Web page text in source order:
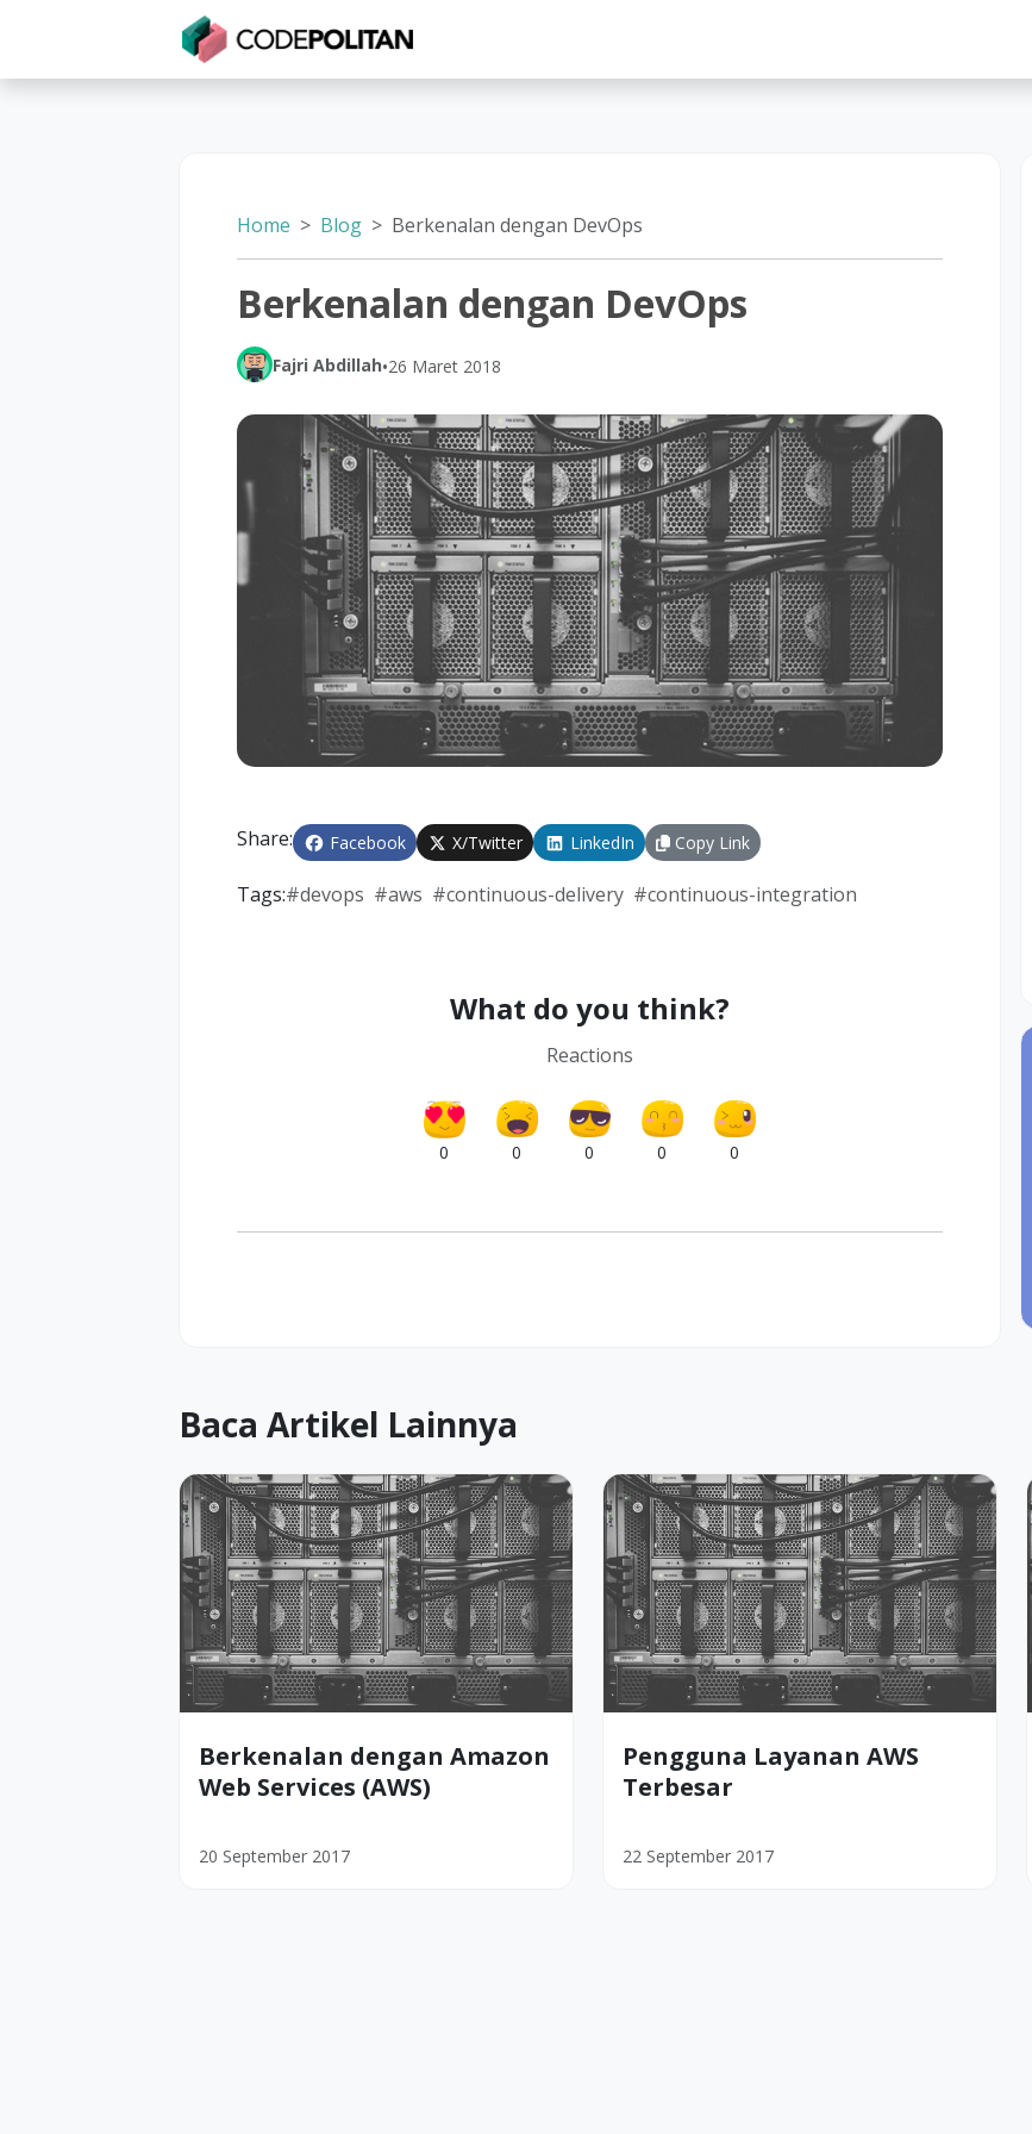
Untuk IndividuUntuk Bisnis
Home Blog Berkenalan dengan DevOps
Berkenalan dengan DevOps
Fajri Abdillah•26 Maret 2018
Share: Facebook X/Twitter LinkedIn Copy Link
Tags:#devops #aws #continuous-delivery #continuous-integration
What do you think?
Reactions
0 0 0 0 0
Baca Artikel Lainnya
Berkenalan dengan Amazon
Web Services (AWS)
20 September 2017
Pengguna Layanan AWS
Terbesar
22 September 2017